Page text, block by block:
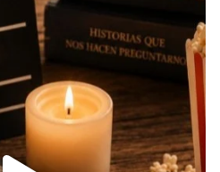
comp
Vatican
es/iglesia/news/2026-
papa-viaje-